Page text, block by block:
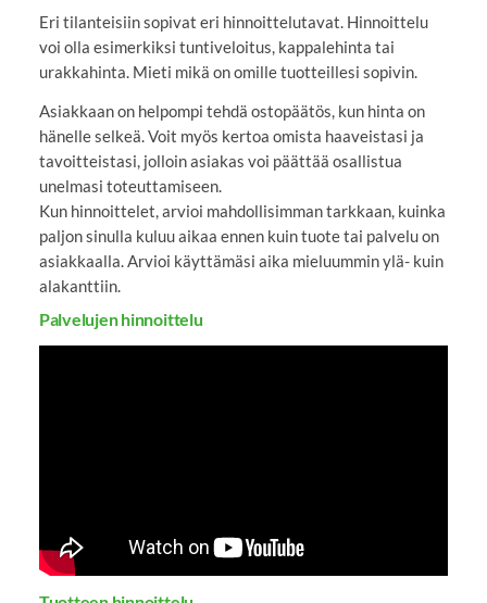
Eri tilanteisiin sopivat eri hinnoittelutavat. Hinnoittelu
voi olla esimerkiksi tuntiveloitus, kappalehinta tai
urakkahinta. Mieti mikä on omille tuotteillesi sopivin.
Asiakkaan on helpompi tehdä ostopäätös, kun hinta on
hänelle selkeä. Voit myös kertoa omista haaveistasi ja
tavoitteistasi, jolloin asiakas voi päättää osallistua
unelmasi toteuttamiseen.
Kun hinnoittelet, arvioi mahdollisimman tarkkaan, kuinka
paljon sinulla kuluu aikaa ennen kuin tuote tai palvelu on
asiakkaalla. Arvioi käyttämäsi aika mieluummin ylä- kuin
alakanttiin.
Palvelujen hinnoittelu